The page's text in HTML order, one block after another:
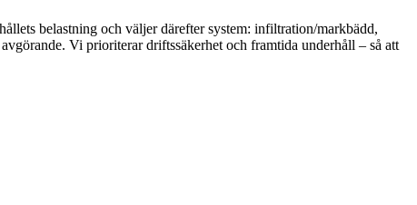
belastning och väljer därefter system: infiltration/markbädd,
Vi prioriterar driftssäkerhet och framtida underhåll – så att